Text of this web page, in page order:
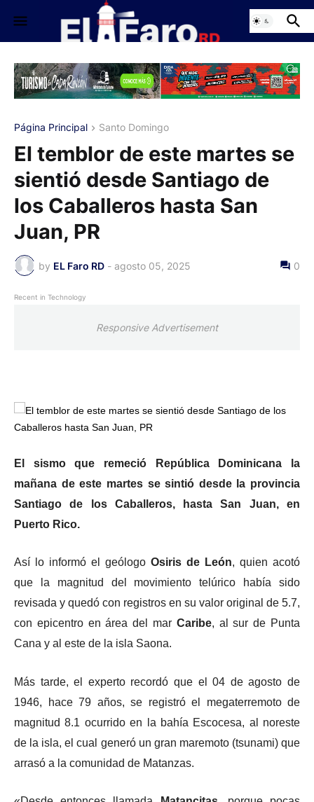
Página Principal Santo Domingo
El temblor de este martes se
sientió desde Santiago de
los Caballeros hasta San
Juan, PR
by EL Faro RD - agosto 05, 2025 0
Recent in Technology
Responsive Advertisement
El sismo que remeció República Dominicana la
mañana de este martes se sintió desde la provincia
Santiago de los Caballeros, hasta San Juan, en
Puerto Rico.
Así lo informó el geólogo Osiris de León, quien acotó
que la magnitud del movimiento telúrico había sido
revisada y quedó con registros en su valor original de 5.7,
con epicentro en área del mar Caribe, al sur de Punta
Cana y al este de la isla Saona.
Más tarde, el experto recordó que el 04 de agosto de
1946, hace 79 años, se registró el megaterremoto de
magnitud 8.1 ocurrido en la bahía Escocesa, al noreste
de la isla, el cual generó un gran maremoto (tsunami) que
arrasó a la comunidad de Matanzas.